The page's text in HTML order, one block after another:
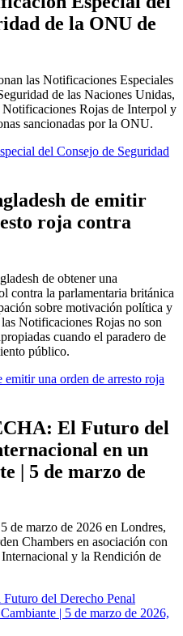
de la ONU de
las Notificaciones Especiales
de las Naciones Unidas,
Notificaciones Rojas de Interpol y
sancionadas por la ONU.
del Consejo de Seguridad
de emitir
roja contra
de obtener una
contra la parlamentaria británica
sobre motivación política y
Notificaciones Rojas no son
cuando el paradero de
público.
una orden de arresto roja
El Futuro del
en un
| 5 de marzo de
de marzo de 2026 en Londres,
Chambers en asociación con
y la Rendición de
del Derecho Penal
| 5 de marzo de 2026,